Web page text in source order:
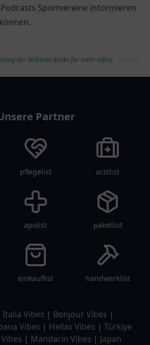
Sportvereine informieren
der Webseite (klicke für mehr Infos)
Partner
pflegelist arztlist
apolist paketlist
einkauflist handwerklist
Italia Vibes | Bonjour Vibes |
Vibes | Hellas Vibes | Türkiye
| Mandarin Vibes | Japan